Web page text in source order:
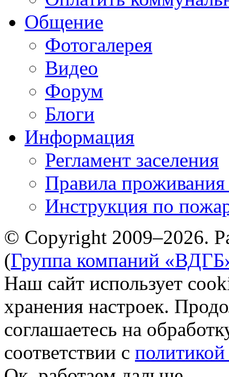
Общение
Фотогалерея
Видео
Форум
Блоги
Информация
Регламент заселения
Правила
Инструкция по
© Copyright 2009–2026.
(Группа компаний
Наш сайт использует
хранения настроек.
соглашаетесь на
соответствии с